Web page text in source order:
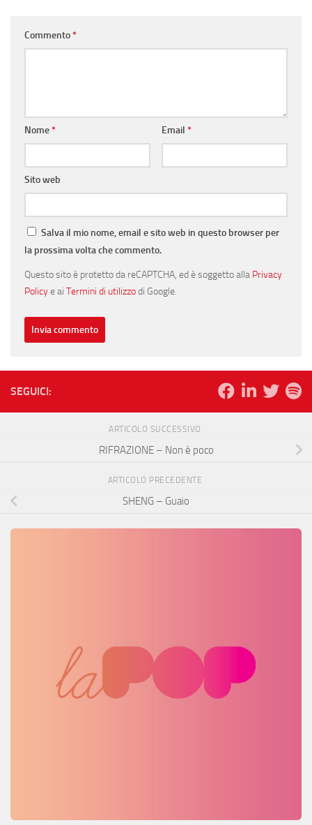
Commento*
Nome* Email *
Sito web
Salva il mio nome, email e sito web in questo browser per
la prossima volta che commento.
Questo sito è protetto da reCAPTCHA, ed è soggetto alla Privacy
Policye ai Termini di utilizzodi Google.
SEGUICI:
ARTICOLO SUCCESSIVO
RIFRAZIONE – Non è poco
ARTICOLO PRECEDENTE
SHENG – Guaio